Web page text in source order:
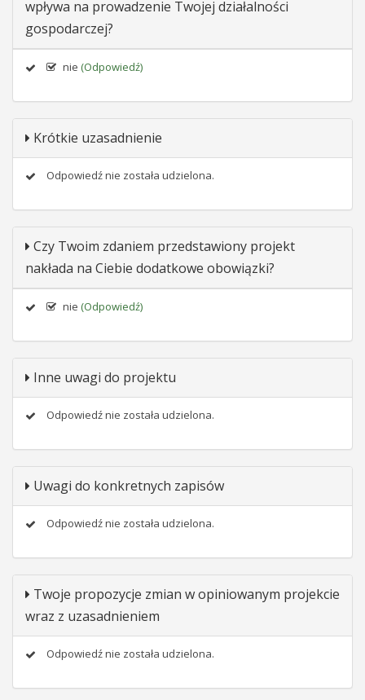
wpływa na prowadzenie Twojej działalności
gospodarczej?
nie (Odpowiedź)
Krótkie uzasadnienie
Odpowiedź nie została udzielona.
Czy Twoim zdaniem przedstawiony projekt
nakłada na Ciebie dodatkowe obowiązki?
nie (Odpowiedź)
Inne uwagi do projektu
Odpowiedź nie została udzielona.
Uwagi do konkretnych zapisów
Odpowiedź nie została udzielona.
Twoje propozycje zmian w opiniowanym projekcie
wraz z uzasadnieniem
Odpowiedź nie została udzielona.